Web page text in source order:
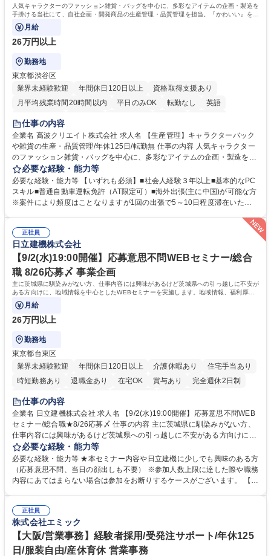
人気キャラクターのファッション雑貨・バッグを中心に、多彩なアイテムの企画・製造を
手掛ける当社にて、自社企画・開発商品の生産管理・品質管理を担当。『かわいい』を届
けるやりがいのあるポジションです。
月給
26万円以上
勤務地
東京都渋谷区
業界未経験歓迎
年間休日120日以上
資格取得支援あり
月平均残業時間20時間以内
平日のみOK 転勤なし
英語
住宅手当あり
完全週休2日制
交通費支給 駅近5分以内 中国語 土日祝休み
仕事の内容
企業名 高波クリエイト株式会社 求人名 【生産管理】キャラクターバック
や雑貨の生産・品質管理/年休125日/転勤無 仕事の内容 人気キャラクター
のファッション雑貨・バッグを中心に、多彩なアイテムの企画・製造を手
掛ける当社にて、自社企画・開発商品の生産管理・品質管理を担当。『か
わいい』を届けるやりがいのあるポジションです。 有名ブランドやキャラ
クターライセンスを活用した商品の企画・開発・販売を行っています。企
画段階から納品まで、商品の製造に関わる全てのプロセスにおいて、生産
場へ見積依頼・価格交渉、サンプルの品質確認や検査の手配、ライセンス
元様とのやり取り、輸入関連の書類の管理、国内倉庫での品質チェック、
工場開拓などがございます。 募集職種 【生産管理】キャラクターバック
や雑貨の生産・品質管理/年休125日/転勤無
必要な経験・能力等
必要な経験・能力等 【いずれも必須】■社会人経験３年以上■基本的なPC
スキル■普通自動車運転免許（AT限定可）■海外出張(主に中国)が可能な方
※案件により頻度はことなりますが1回の出張で5～10日程度滞在いただ
め、『コツコツと実直に取り組める方』 ・工場やライセンス元を含む社内
外関係者と友好なコミュニケーションが取れる方 ※折衝は営業担当がメイ
ンで行います。 学歴・資格 学歴：大学院 大学 高専 短大 専修学校 高校 語
学力： 資格：
正社員
日立建機株式会社
【9/2(水)19:00開催】応募意思不問WEBセミナー/総合
職 8/26応募〆 事業企画
主に茨城県に馴染みがない方、仕事内容には興味があるけど茨城県への引っ越しに不安が
ある方向けに、地域情報を中心としたWEBセミナーを実施します。地域情報、福利厚生
情報等をお伝えします。
月給
26万円以上
勤務地
東京都台東区
業界未経験歓迎
年間休日120日以上 介護休暇あり
住宅手当あり
時短勤務あり
退職金あり 在宅OK 賞与あり
完全週休2日制
交通費支給
仕事の内容
企業名 日立建機株式会社 求人名 【9/2(水)19:00開催】応募意思不問WEB
セミナー/総合職★8/26応募〆 仕事の内容 主に茨城県に馴染みがない方、
仕事内容には興味があるけど茨城県への引っ越しに不安がある方向けに、
地域情報を中心としたWEBセミナーを実施します。地域情報、福利厚生情
報等をお伝えします。 【セミナー内容】■地域説明、周辺施設情報を中心
にお伝えし、住宅相場や実際に社員がどの地域に住んでどのような生活を
しているのかについてもお伝えします。日立建機には借上げ部屋制度、住
参加時のお顔出しも不要です。ぜひ、お気軽にエントリーください。 募集
職種 【9/2(水)19:00開催】応募意思不問WEBセミナー/総合職★8/26応募
〆
必要な経験・能力等
必要な経験・能力等 ★本セミナー内容や日立建機に少しでも興味のある方
（応募意思不問、当日の顔出しも不要） ※参加人数上限に達した際や職務
内容にあてはまらない場合は参加をお断りするケースがございます。 【主
格：正社員
株式会社エミック
【大阪/営業事務】経験者採用/受発注サポート/年休125
日/服装自由/産休育休 営業事務